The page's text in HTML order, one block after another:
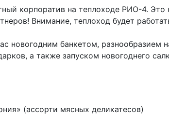
корпоратив на теплоходе РИО-4.
Внимание, теплоход будет
новогодним банкетом,
а также запуском новогоднего
(ассорти мясных деликатесов)